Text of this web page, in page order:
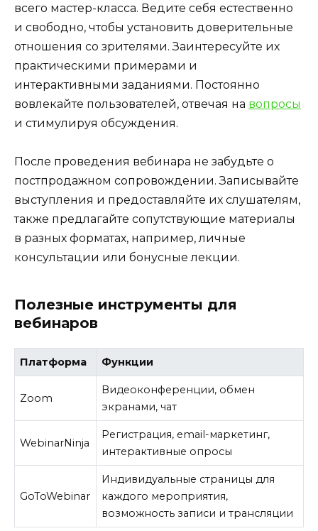
всего мастер-класса. Ведите себя естественно
и свободно, чтобы установить доверительные
отношения со зрителями. Заинтересуйте их
практическими примерами и
интерактивными заданиями. Постоянно
вовлекайте пользователей, отвечая на вопросы
и стимулируя обсуждения.
После проведения вебинара не забудьте о
постпродажном сопровождении. Записывайте
выступления и предоставляйте их слушателям,
также предлагайте сопутствующие материалы
в разных форматах, например, личные
консультации или бонусные лекции.
Полезные инструменты для
вебинаров
Платформа Функции
Zoom
Видеоконференции, обмен
экранами, чат
WebinarNinja
Регистрация, email-маркетинг,
интерактивные опросы
GoToWebinar
Индивидуальные страницы для
каждого мероприятия,
возможность записи и трансляции